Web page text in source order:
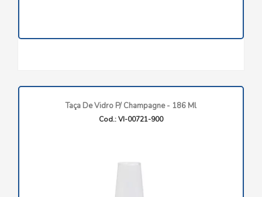
Taça De Vidro P/ Champagne - 186 Ml
Cod.: VI-00721-900